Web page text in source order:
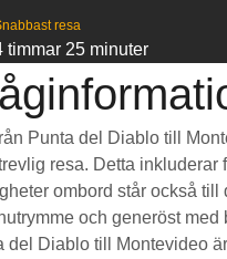
resa
timmar 25 minuter
Punta del Diablo till
resa. Detta
ombord står också
och generöst
Diablo till Montevideo